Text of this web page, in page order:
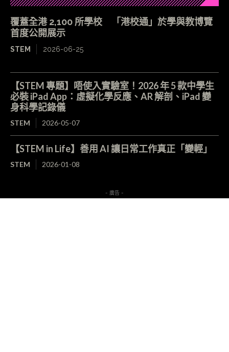
覆蓋全港 2,100 所學校 「港校通」於學與教博覽
首度公開展示
STEM 2026-06-25
【STEM 專題】唔使入實驗室！2026 年 5 款中學生
必裝 iPad App：虛擬化學反應、AR 解剖、iPad 變
身科學記錄儀
STEM 2026-05-07
【STEM in Life】善用 AI 讓日常工作真正「變輕」
STEM 2026-01-08
- 廣告 -